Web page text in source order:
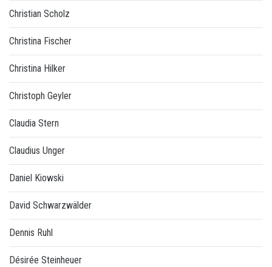
Christian Scholz
Christina Fischer
Christina Hilker
Christoph Geyler
Claudia Stern
Claudius Unger
Daniel Kiowski
David Schwarzwälder
Dennis Ruhl
Désirée Steinheuer